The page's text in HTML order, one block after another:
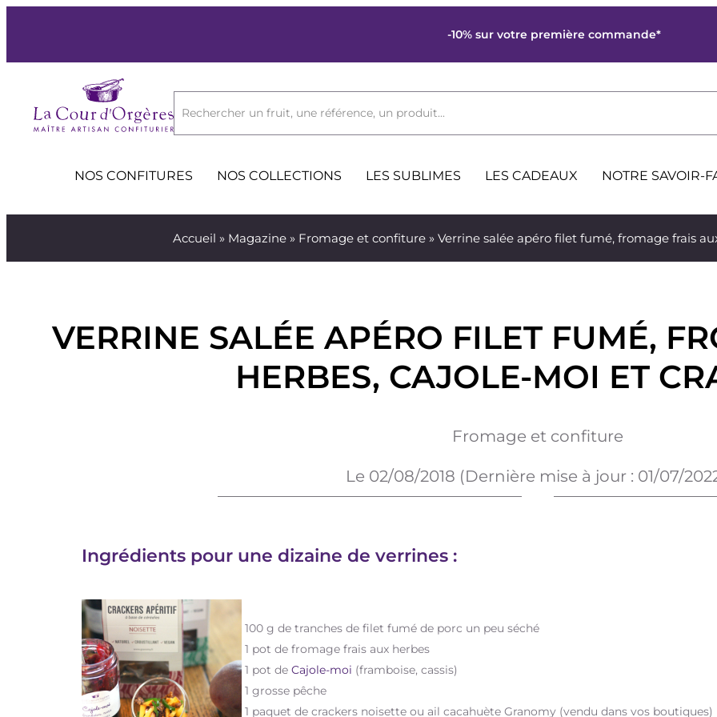
-10% sur votre première commande*
Rechercher un fruit, une référence, un produit...
NOS CONFITURES NOS COLLECTIONS LES SUBLIMES LES CADEAUX NOTRE SAVOIR-
Accueil » Magazine » Fromage et confiture » Verrine salée apéro filet fumé, fromage frais
VERRINE SALÉE APÉRO FILET FUMÉ,
HERBES, CAJOLE-MOI ET
Fromage et confiture
Le 02/08/2018 (Dernière mise à jour : 01/07/
Ingrédients pour une dizaine de verrines :
100 g de tranches de filet fumé de porc un peu séché
1 pot de fromage frais aux herbes
1 pot de Cajole-moi (framboise, cassis)
1 grosse pêche
1 paquet de crackers noisette ou ail cacahuète Granomy (vendu dans vos boutiques)